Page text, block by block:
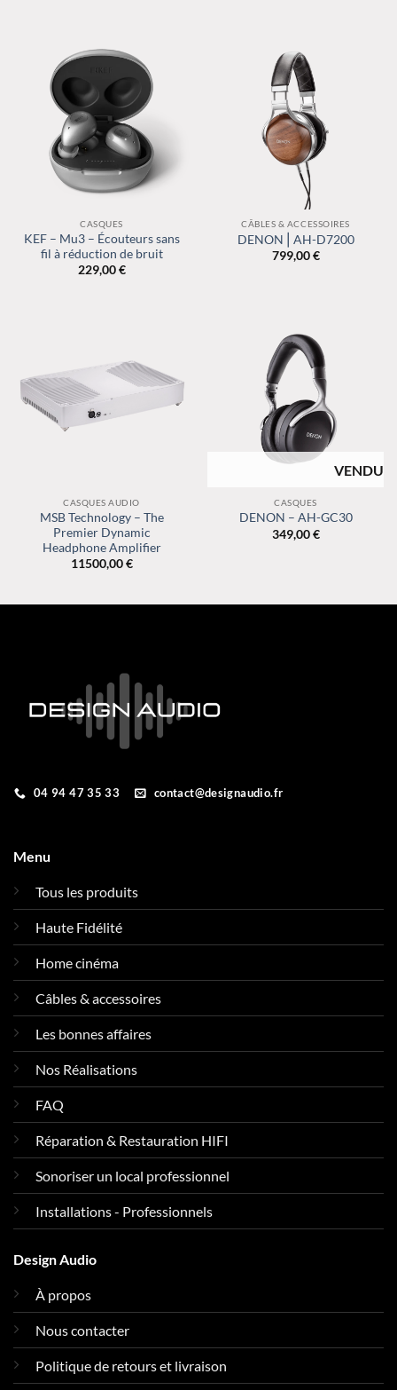
CASQUES
KEF – Mu3 – Écouteurs sans
fil à réduction de bruit
229,00€
CÂBLES & ACCESSOIRES
DENON⎪AH-D7200
799,00€
CASQUES AUDIO
MSB Technology – The
Premier Dynamic
Headphone Amplifier
11500,00€
RUPTURE DE
CASQUES
DENON – AH-GC30
349,00€
04 94 47 35 33 contact@designaudio.fr
Menu
Tous les produits
Haute Fidélité
Home cinéma
Câbles & accessoires
Les bonnes affaires
Nos Réalisations
FAQ
Réparation & Restauration HIFI
Sonoriser un local professionnel
Installations - Professionnels
Design Audio
À propos
Nous contacter
Politique de retours et livraison